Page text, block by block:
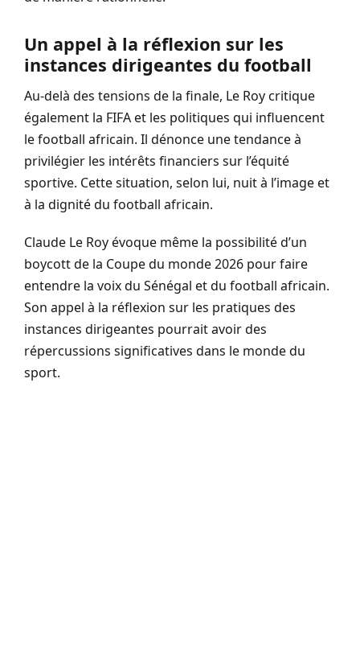
Un appel à la réflexion sur les
instances dirigeantes du football
Au-delà des tensions de la finale, Le Roy critique
également la FIFA et les politiques qui influencent
le football africain. Il dénonce une tendance à
privilégier les intérêts financiers sur l’équité
sportive. Cette situation, selon lui, nuit à l’image et
à la dignité du football africain.
Claude Le Roy évoque même la possibilité d’un
boycott de la Coupe du monde 2026 pour faire
entendre la voix du Sénégal et du football africain.
Son appel à la réflexion sur les pratiques des
instances dirigeantes pourrait avoir des
répercussions significatives dans le monde du
sport.